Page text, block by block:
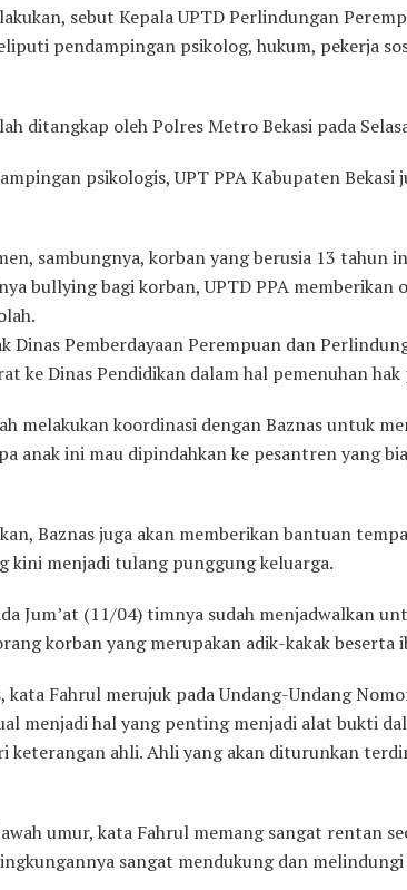
sebut Kepala UPTD Perlindungan
pendampingan psikolog, hukum, pekerja
ditangkap oleh Polres Metro Bekasi pada
psikologis, UPT PPA Kabupaten Bekasi
sambungnya, korban yang berusia 13 tahun
bullying bagi korban, UPTD PPA memberikan
Dinas Pemberdayaan Perempuan dan
ke Dinas Pendidikan dalam hal pemenuhan
melakukan koordinasi dengan Baznas untuk
anak ini mau dipindahkan ke pesantren yang
Baznas juga akan memberikan bantuan
kini menjadi tulang punggung keluarga.
Jum’at (11/04) timnya sudah menjadwalkan
korban yang merupakan adik-kakak beserta
kata Fahrul merujuk pada Undang-Undang
menjadi hal yang penting menjadi alat bukti
keterangan ahli. Ahli yang akan diturunkan
umur, kata Fahrul memang sangat rentan
sangat mendukung dan